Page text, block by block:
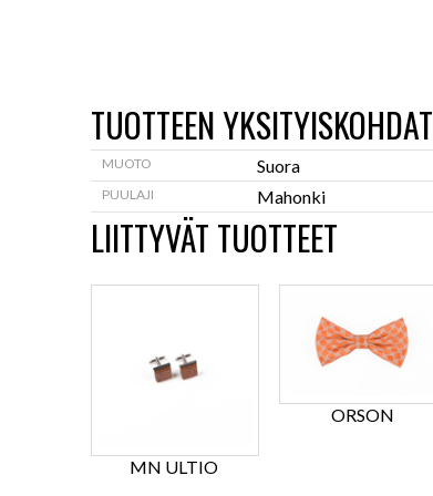
TUOTTEEN YKSITYISKOHDAT
MUOTO Suora
PUULAJI Mahonki
LIITTYVÄT TUOTTEET
MN ULTIO
ORSON